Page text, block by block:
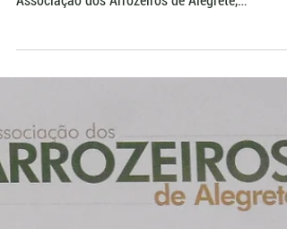
A noite de quinta-feira, 31 de maio, na 11ª
Semana Arrozeira de Alegrete, promovida pela
destacou...